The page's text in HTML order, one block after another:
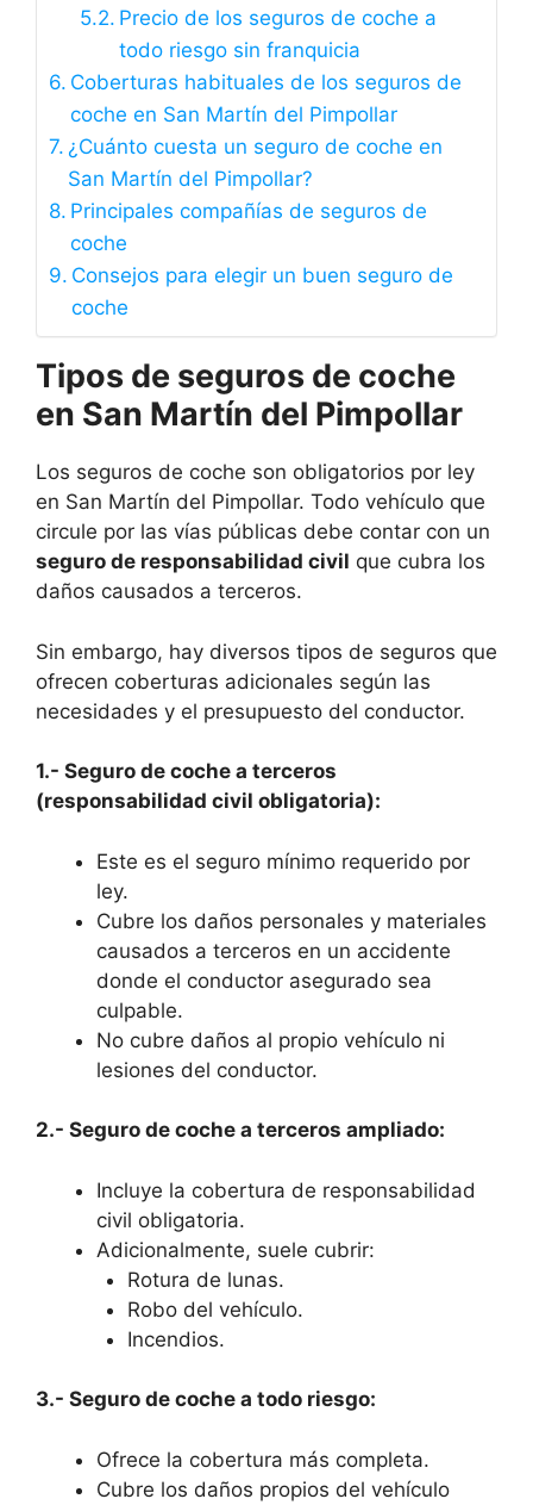
Precio de los seguros de coche a
todo riesgo sin franquicia
Coberturas habituales de los seguros de
coche en San Martín del Pimpollar
¿Cuánto cuesta un seguro de coche en
San Martín del Pimpollar?
Principales compañías de seguros de
coche
Consejos para elegir un buen seguro de
coche
Tipos de seguros de coche
en San Martín del Pimpollar
Los seguros de coche son obligatorios por ley
en San Martín del Pimpollar. Todo vehículo que
circule por las vías públicas debe contar con un
seguro de responsabilidad civil que cubra los
daños causados a terceros.
Sin embargo, hay diversos tipos de seguros que
ofrecen coberturas adicionales según las
necesidades y el presupuesto del conductor.
1.- Seguro de coche a terceros
(responsabilidad civil obligatoria):
Este es el seguro mínimo requerido por
ley.
Cubre los daños personales y materiales
causados a terceros en un accidente
donde el conductor asegurado sea
culpable.
No cubre daños al propio vehículo ni
lesiones del conductor.
2.- Seguro de coche a terceros ampliado:
Incluye la cobertura de responsabilidad
civil obligatoria.
Adicionalmente, suele cubrir:
Rotura de lunas.
Robo del vehículo.
Incendios.
3.- Seguro de coche a todo riesgo:
Ofrece la cobertura más completa.
Cubre los daños propios del vehículo